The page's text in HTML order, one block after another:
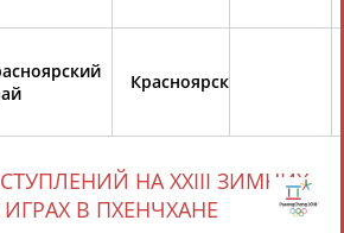
Красноярск
НА XXIII ЗИМНИХ
В ПХЕНЧХАНЕ